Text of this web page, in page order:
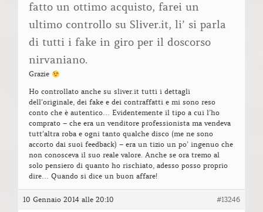
fatto un ottimo acquisto, farei un
ultimo controllo su Sliver.it, li’ si parla
di tutti i fake in giro per il doscorso
nirvaniano.
Grazie
Ho controllato anche su sliver.it tutti i dettagli
dell’originale, dei fake e dei contraffatti e mi sono reso
conto che è autentico… Evidentemente il tipo a cui l’ho
comprato – che era un venditore professionista ma vendeva
tutt’altra roba e ogni tanto qualche disco (me ne sono
accorto dai suoi feedback) – era un tizio un po’ ingenuo che
non conosceva il suo reale valore. Anche se ora tremo al
solo pensiero di quanto ho rischiato, adesso posso proprio
dire… Quando si dice un buon affare!
10 Gennaio 2014 alle 20:10 #13246